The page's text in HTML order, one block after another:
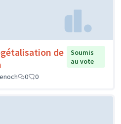
de
Soumis
au vote
0 0